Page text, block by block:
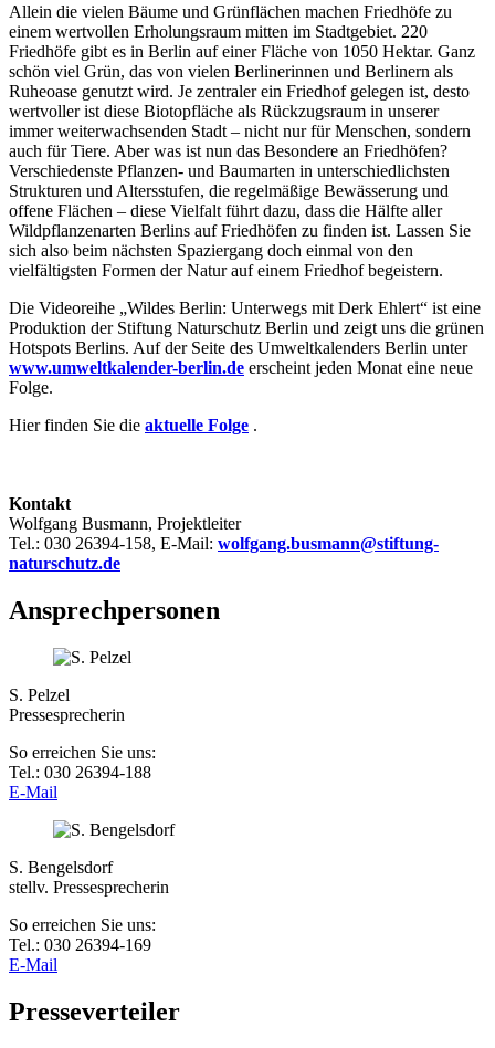
Allein die vielen Bäume und Grünflächen machen Friedhöfe zu
einem wertvollen Erholungsraum mitten im Stadtgebiet. 220
Friedhöfe gibt es in Berlin auf einer Fläche von 1050 Hektar. Ganz
schön viel Grün, das von vielen Berlinerinnen und Berlinern als
Ruheoase genutzt wird. Je zentraler ein Friedhof gelegen ist, desto
wertvoller ist diese Biotopfläche als Rückzugsraum in unserer
immer weiterwachsenden Stadt – nicht nur für Menschen, sondern
auch für Tiere. Aber was ist nun das Besondere an Friedhöfen?
Verschiedenste Pflanzen- und Baumarten in unterschiedlichsten
Strukturen und Altersstufen, die regelmäßige Bewässerung und
offene Flächen – diese Vielfalt führt dazu, dass die Hälfte aller
Wildpflanzenarten Berlins auf Friedhöfen zu finden ist. Lassen Sie
sich also beim nächsten Spaziergang doch einmal von den
vielfältigsten Formen der Natur auf einem Friedhof begeistern.
Die Videoreihe „Wildes Berlin: Unterwegs mit Derk Ehlert“ ist eine
Produktion der Stiftung Naturschutz Berlin und zeigt uns die grünen
Hotspots Berlins. Auf der Seite des Umweltkalenders Berlin unter
www.umweltkalender-berlin.de erscheint jeden Monat eine neue
Folge.
Hier finden Sie die aktuelle Folge .
Kontakt
Wolfgang Busmann, Projektleiter
Tel.: 030 26394-158, E-Mail: wolfgang.busmann@stiftung-
naturschutz.de
Ansprechpersonen
S. Pelzel
Pressesprecherin
So erreichen Sie uns:
Tel.: 030 26394-188
E-Mail
S. Bengelsdorf
stellv. Pressesprecherin
So erreichen Sie uns:
Tel.: 030 26394-169
E-Mail
Presseverteiler